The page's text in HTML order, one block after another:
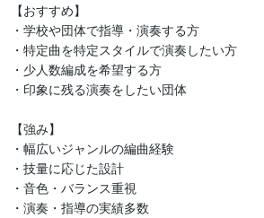
【おすすめ】
・学校や団体で指導・演奏する方
・特定曲を特定スタイルで演奏したい方
・少人数編成を希望する方
・印象に残る演奏をしたい団体
【強み】
・幅広いジャンルの編曲経験
・技量に応じた設計
・音色・バランス重視
・演奏・指導の実績多数